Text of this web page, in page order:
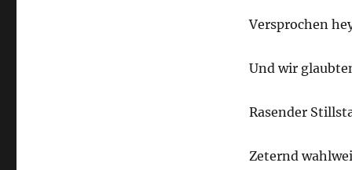
Versprochen
Und wir
Rasender
Zeternd